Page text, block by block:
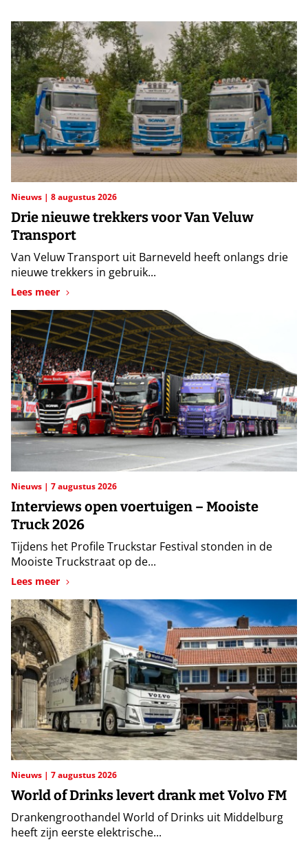
Nieuws 8 augustus 2026
Drie nieuwe trekkers voor Van Veluw
Transport
Van Veluw Transport uit Barneveld heeft onlangs drie
nieuwe trekkers in gebruik...
Lees meer
Nieuws 7 augustus 2026
Interviews open voertuigen – Mooiste
Truck 2026
Tijdens het Profile Truckstar Festival stonden in de
Mooiste Truckstraat op de...
Lees meer
Nieuws 7 augustus 2026
World of Drinks levert drank met Volvo FM
Drankengroothandel World of Drinks uit Middelburg
heeft zijn eerste elektrische...